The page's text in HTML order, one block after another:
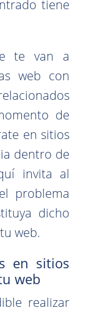
tiene
te van a
web con
de
en sitios
dentro de
invita al
problema
dicho
web.
en sitios
web
realizar